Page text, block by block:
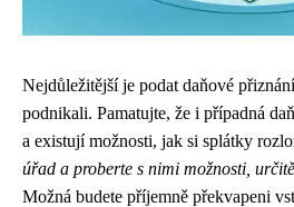
Nejdůležitější je podat daňové
podnikali. Pamatujte, že i případná
a existují možnosti, jak si splátky
úřad a proberte s nimi možnosti,
Možná budete příjemně překvapeni